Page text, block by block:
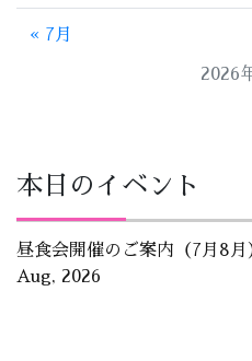
2026
« 7月
本日のイベント
昼食会開催のご案内（7月8
Aug, 2026